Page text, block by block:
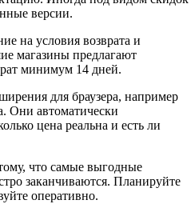
версии.
на условия возврата и
магазины предлагают
минимум 14 дней.
для браузера, например
Они автоматически
цена реальна и есть ли
что самые выгодные
заканчиваются. Планируйте
оперативно.